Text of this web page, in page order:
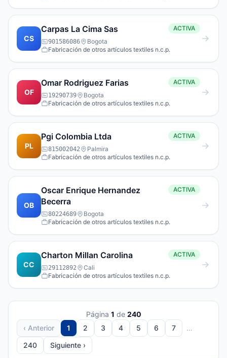
CS
Carpas La Cima Sas ACTIVA
901586086
Bogota
Fabricación de otros artículos textiles n.c.p.
OF
Omar Rodriguez Farias ACTIVA
19290739
Bogota
Fabricación de otros artículos textiles n.c.p.
PL
Pgi Colombia Ltda ACTIVA
815002042
Palmira
Fabricación de otros artículos textiles n.c.p.
OB
Oscar Enrique Hernandez
Becerra
ACTIVA
80224689
Bogota
Fabricación de otros artículos textiles n.c.p.
CC
Charton Millan Carolina ACTIVA
29112892
Cali
Fabricación de otros artículos textiles n.c.p.
Página 1 de 240
‹ Anterior
1 2 3 4 5 6 7
…
240
Siguiente ›